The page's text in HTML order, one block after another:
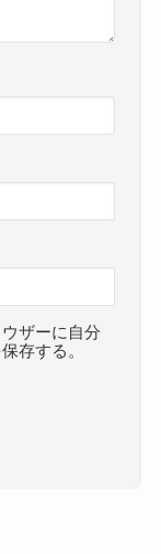
ザーに自分
存する。